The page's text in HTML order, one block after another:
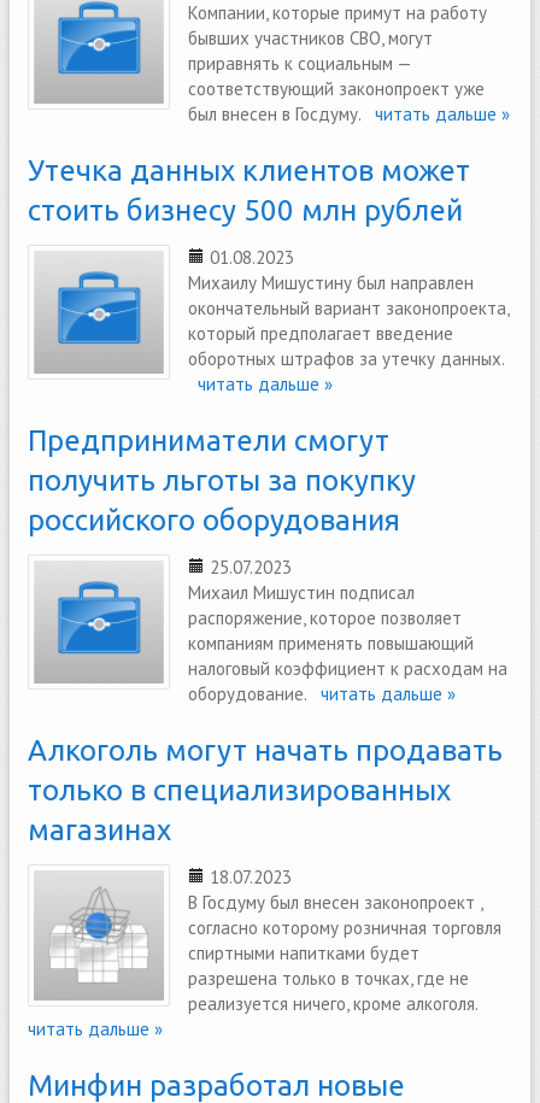
Компании, которые примут на работу
бывших участников СВО, могут
приравнять к социальным —
соответствующий законопроект уже
был внесен в Госдуму. читать дальше »
Утечка данных клиентов может
стоить бизнесу 500 млн рублей
01.08.2023
Михаилу Мишустину был направлен
окончательный вариант законопроекта,
который предполагает введение
оборотных штрафов за утечку данных.
читать дальше »
Предприниматели смогут
получить льготы за покупку
российского оборудования
25.07.2023
Михаил Мишустин подписал
распоряжение, которое позволяет
компаниям применять повышающий
налоговый коэффициент к расходам на
оборудование. читать дальше »
Алкоголь могут начать продавать
только в специализированных
магазинах
18.07.2023
В Госдуму был внесен законопроект ,
согласно которому розничная торговля
спиртными напитками будет
разрешена только в точках, где не
реализуется ничего, кроме алкоголя.
читать дальше »
Минфин разработал новые